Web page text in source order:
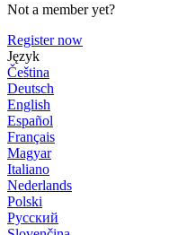
Not a member yet?
Register now
Język
Čeština
Deutsch
English
Español
Français
Magyar
Italiano
Nederlands
Polski
Русский